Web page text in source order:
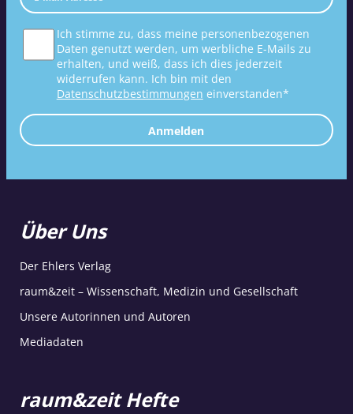
Ich stimme zu, dass meine personenbezogenen
Daten genutzt werden, um werbliche E-Mails zu
erhalten, und weiß, dass ich dies jederzeit
widerrufen kann. Ich bin mit den
Datenschutzbestimmungen einverstanden*
Anmelden
Über Uns
Der Ehlers Verlag
raum&zeit – Wissenschaft, Medizin und Gesellschaft
Unsere Autorinnen und Autoren
Mediadaten
raum&zeit Hefte